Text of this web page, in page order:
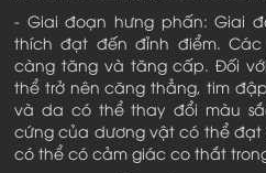
- Giai đoạn hưng phấn: Giai
thích đạt đến đỉnh điểm.
càng tăng và tăng cấp. Đối
thể trở nên căng thẳng, tim
và da có thể thay đổi màu
cứng của dương vật có thể đạt
có thể có cảm giác co thắt